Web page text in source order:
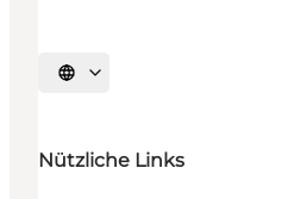
Sprache auswählen
Nützliche Links